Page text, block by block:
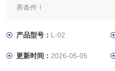
养条件！
产品型号： L-02
更新时间： 2026-05-05